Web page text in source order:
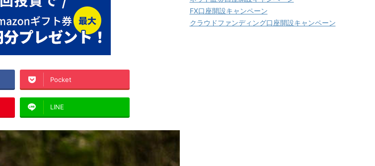
Pocket
LINE
FX口座開設キャンペーン
クラウドファンディング口座開設キャンペーン